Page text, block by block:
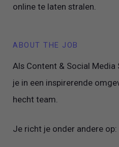
online te laten stralen.
ABOUT THE JOB
Als Content & Social
je in een inspirerende
hecht team.
Je richt je onder andere op: